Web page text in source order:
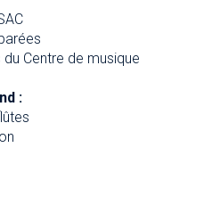
du Centre de musique
: